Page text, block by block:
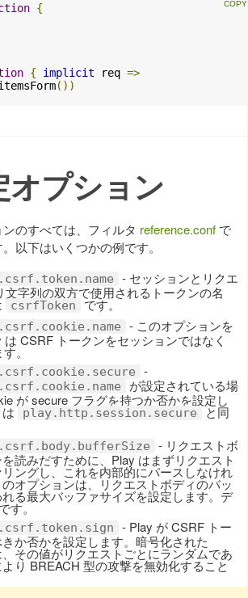
{
{ implicit req =>
())
オプション
のすべては、フィルタ reference.conf で
以下はいくつかの例です。
- セッションとリクエ
文字列の双方で使用されるトークンの名
csrfToken です。
- このオプションを
CSRF トークンをセッションではなく
。
-
が設定されている場
が secure フラグを持つか否かを設定し
は play.http.session.secure と同
- リクエストボ
読みだすために、Play はまずリクエスト
ングし、これを内部的にパースしなけれ
オプションは、リクエストボディのバッ
る最大バッファサイズを設定します。デ
す。
- Play が CSRF トー
か否かを設定します。暗号化された
その値がリクエストごとにランダムであ
り BREACH 型の攻撃を無効化すること